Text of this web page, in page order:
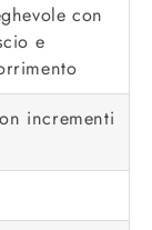
con
e
incrementi